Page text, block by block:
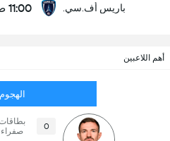
باريس أف.سي. 11:00 ص
أهم اللاعبين
الهجوم
0
صفراء